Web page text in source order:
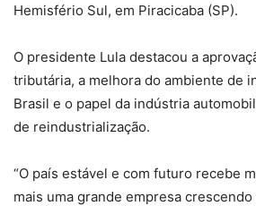
Hemisfério Sul, em Piracicaba (SP).
O presidente Lula destacou a
tributária, a melhora do ambiente de
Brasil e o papel da indústria
de reindustrialização.
“O país estável e com futuro recebe
mais uma grande empresa crescendo